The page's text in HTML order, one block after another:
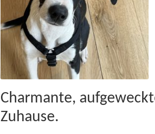
Charmante,
Zuhause.